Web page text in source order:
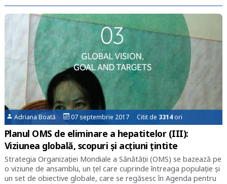
Adriana Boată 07 septembrie 2017 Citit de 3314ori
Planul OMS de eliminare a hepatitelor (III):
Viziunea globală, scopuri și acțiuni țintite
Strategia Organizației Mondiale a Sănătății (OMS) se bazează pe
o viziune de ansamblu, un țel care cuprinde întreaga populație și
un set de obiective globale, care se regăsesc în Agenda pentru